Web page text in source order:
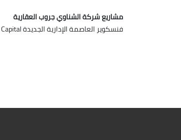
مشاريع شركة الشناوي جروب العقارية
فنسكوير العاصمة الإدارية الجديدة Finsquare New Capital